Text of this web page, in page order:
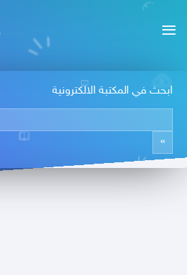
ابحث في المكتبة الالكترونية